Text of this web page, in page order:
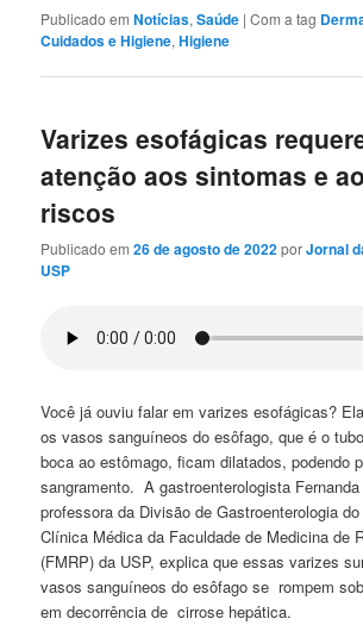
Publicado em Notícias,Saúde |Com a tag
Cuidados e Higiene,Higiene
Varizes esofágicas
atenção aos sintomas e
riscos
Publicado em26 de agosto de 2022porJornal
USP
Você já ouviu falar em varizes esofágicas?
os vasos sanguíneos do esôfago, que é o
boca ao estômago, ficam dilatados, podendo
sangramento. A gastroenterologista
professora da Divisão de Gastroenterologia
Clínica Médica da Faculdade de Medicina de
(FMRP) da USP, explica que essas varizes
vasos sanguíneos do esôfago se rompem
em decorrência de cirrose hepática.